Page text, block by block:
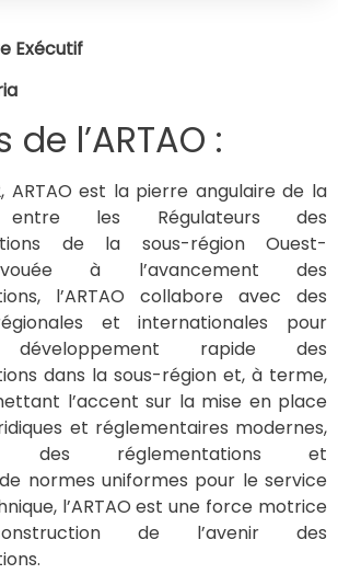
Exécutif
l’ARTAO :
ARTAO est la pierre angulaire de la
entre les Régulateurs des
de la sous-région Ouest-
à l’avancement des
l’ARTAO collabore avec des
et internationales pour
rapide des
dans la sous-région et, à terme,
l’accent sur la mise en place
et réglementaires modernes,
des réglementations et
normes uniformes pour le service
l’ARTAO est une force motrice
de l’avenir des